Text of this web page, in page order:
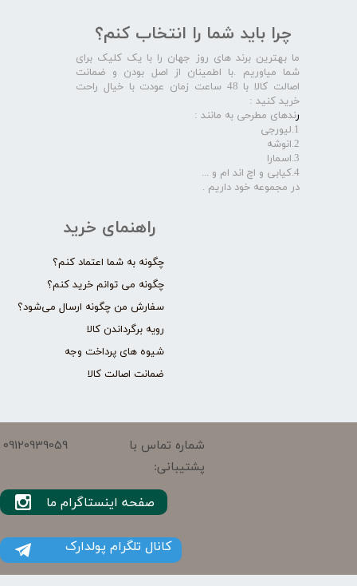
راهنمای خرید
چگونه به شما اعتماد کنم؟
چگونه می توانم خرید کنم؟
سفارش من چگونه ارسال می‌شود؟
رویه برگرداندن کالا
شیوه های پرداخت وجه
ضمانت اصالت کالا
چرا باید شما را انتخاب کنم؟
ما بهترین برند های روز جهان را با یک کلیک برای
شما میاوریم .با اطمینان از اصل بودن و ضمانت
اصالت کالا با 48 ساعت زمان عودت با خیال راحت
خرید کنید :
رندهای مطرحی به مانند :
1.لیورجی
2.انوشه
3.اسمارا
4.کیابی و اچ اند ام و ...
در مجموعه خود داریم .​​​​​​​
شماره تماس با
پشتیبانی:
09120939059
کانال تلگرام پولدارک
صفحه اینستاگرام ما